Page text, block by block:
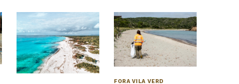
FORA VILA VERD